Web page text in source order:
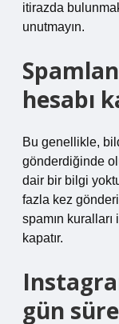
itirazda
unutmayın.
hesabı
Bu genellikle,
gönderdiğinde
dair bir bilgi
fazla kez
spamın
kapatır.
gün